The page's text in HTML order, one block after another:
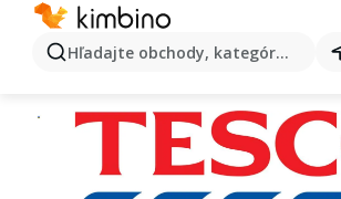
Hľadajte obchody, kategórie,